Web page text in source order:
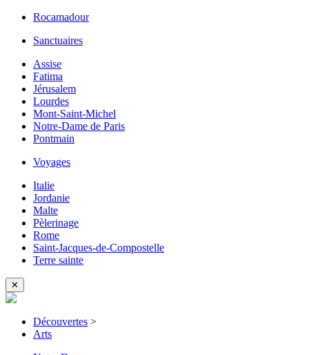
Rocamadour
Sanctuaires
Assise
Fatima
Jérusalem
Lourdes
Mont-Saint-Michel
Notre-Dame de Paris
Pontmain
Voyages
Italie
Jordanie
Malte
Pèlerinage
Rome
Saint-Jacques-de-Compostelle
Terre sainte
✕
Découvertes >
Arts